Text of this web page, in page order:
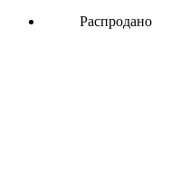
Распродано